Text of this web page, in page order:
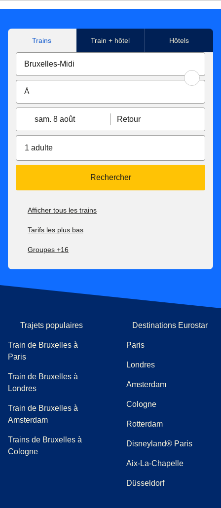
Trains Train + hôtel Hôtels
sam. 8 août Retour
1 adulte
Rechercher
Afficher tous les trains
Tarifs les plus bas
Groupes +16
Trajets populaires
Train de Bruxelles à
Paris
Train de Bruxelles à
Londres
Train de Bruxelles à
Amsterdam
Trains de Bruxelles à
Cologne
Destinations Eurostar
Paris
Londres
Amsterdam
Cologne
Rotterdam
Disneyland® Paris
Aix-La-Chapelle
Düsseldorf